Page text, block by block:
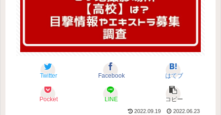
Twitter Facebook はてブ
Pocket LINE コピー
2022.09.19 2022.06.23